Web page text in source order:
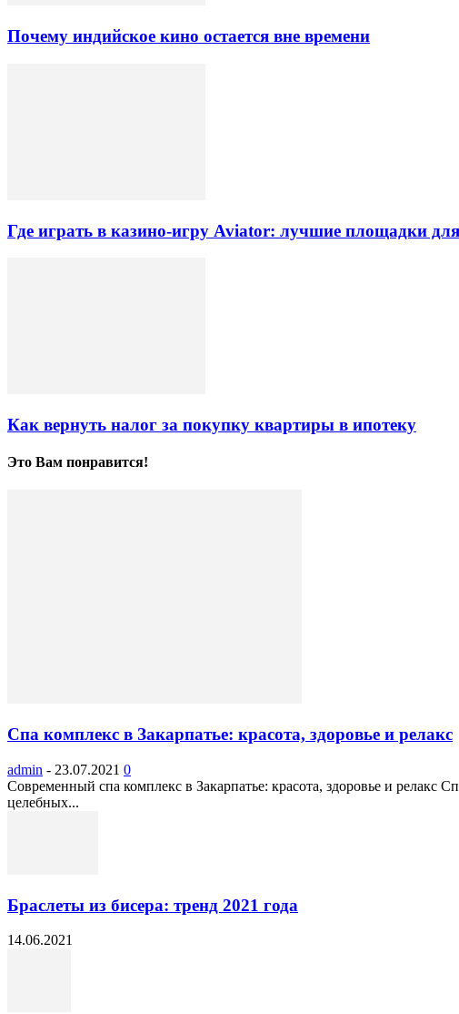
Почему индийское кино остается вне времени
Где играть в казино-игру Aviator: лучшие площадки
Как вернуть налог за покупку квартиры в ипотеку
Это Вам понравится!
Спа комплекс в Закарпатье: красота, здоровье и релакс
admin - 23.07.2021 0
Современный cпа комплекс в Закарпатье: красота, здоровье и релакс
целебных...
Браслеты из бисера: тренд 2021 года
14.06.2021